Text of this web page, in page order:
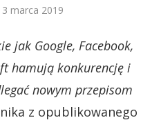
marca 2019
jak Google, Facebook,
hamują konkurencję i
nowym przepisom
z opublikowanego